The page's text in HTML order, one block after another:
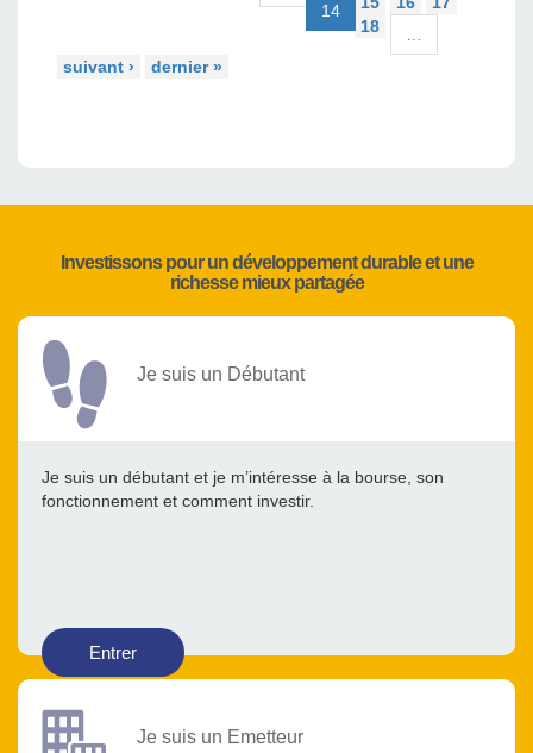
14
18
…
suivant ›
dernier »
Investissons pour un développement durable et une
richesse mieux partagée
Je suis un Débutant
Je suis un débutant et je m’intéresse à la bourse, son
fonctionnement et comment investir.
Entrer
Je suis un Emetteur